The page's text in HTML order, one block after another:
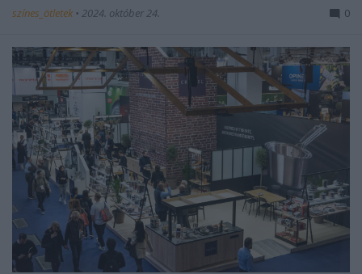
színes_ötletek • 2024. október 24. 0